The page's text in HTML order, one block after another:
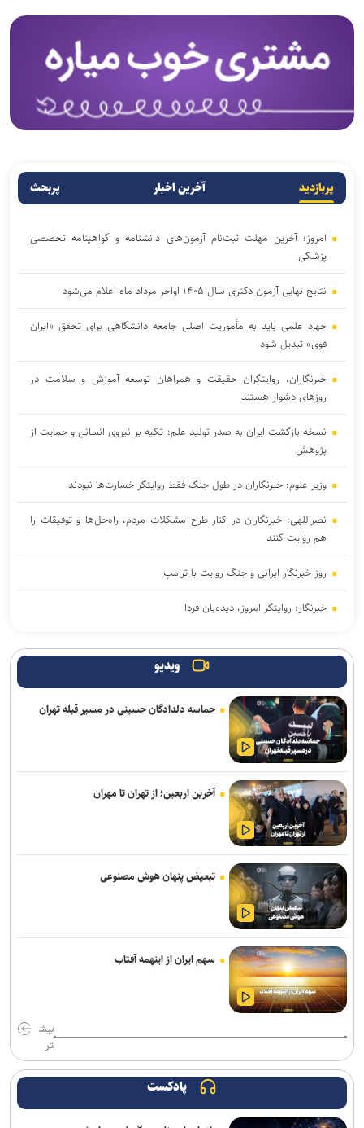
پربازدید آخرین اخبار پربحث
امروز؛ آخرین مهلت ثبت‌نام آزمون‌های دانشنامه و گواهینامه تخصصی
پزشکی
نتایج نهایی آزمون دکتری سال ۱۴۰۵ اواخر مرداد ماه اعلام می‌شود
جهاد علمی باید به مأموریت اصلی جامعه دانشگاهی برای تحقق «ایران
قوی» تبدیل شود
خبرنگاران، روایتگران حقیقت و همراهان توسعه آموزش و سلامت در
روزهای دشوار هستند
نسخه بازگشت ایران به صدر تولید علم؛ تکیه بر نیروی انسانی و حمایت از
پژوهش
وزیر علوم: خبرنگاران در طول جنگ فقط روایتگر خسارت‌ها نبودند
نصراللهی: خبرنگاران در کنار طرح مشکلات مردم، راه‌حل‌ها و توفیقات را
هم روایت کنند
روز خبرنگار ایرانی و جنگ روایت با ترامپ
خبرنگار؛ روایتگر امروز، دیده‌بان فردا
خبرنگاری رسالتی اخلاقی در مسیر کشف حقیقت و ارتقای سرمایه اجتماعی
است
از هوش مصنوعی تا تغذیه رایگان؛ بسته تحولی جدید معاونت تربیتی و
مهارتی دانشگاه آزاد
اعلام جدیدترین طرح‌های پژوهشی دوران جنگ در حوزه پزشکی/ فراخوان
جذب طرح‌های تحقیقاتی آغاز شد
پیام رئیس جهاددانشگاهی به مناسبت روز خبرنگار/ تأکید بر نقش رسانه‌ها
در تبیین واقعیت‌ها و تقویت انسجام اجتماعی
بازنگری کامل رشته‌های عمران، صنایع و برق در دانشگاه علم و صنعت/
رشته‌های جدید جایگزین رشته‌های کم‌متقاضی می‌شوند
دارو‌های دیابت را از نظر تأثیر بر چربی و عضله بدن با یکدیگر متفاوتند
طراحی پلتفرم هوشمند اکتشاف مواد معدنی مبتنی بر هوش مصنوعی
اعلام زمان فرآیند اسکان تابستانه دانشجویان علوم پزشکی شهیدبهشتی
بیانیه بسیج اساتید جهاددانشگاهی به مناسبت سالروز تأسیس
جهاددانشگاهی
ویدیو
حماسه دلدادگان حسینی در مسیر قبله تهران
آخرین اربعین؛ از تهران تا مهران
تبعیض پنهان هوش مصنوعی
سهم ایران از اینهمه آفتاب
بیش
تر
پادکست